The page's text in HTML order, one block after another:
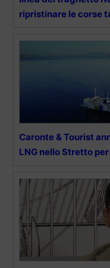
ripristinare le corse
Caronte & Tourist
LNG nello Stretto per